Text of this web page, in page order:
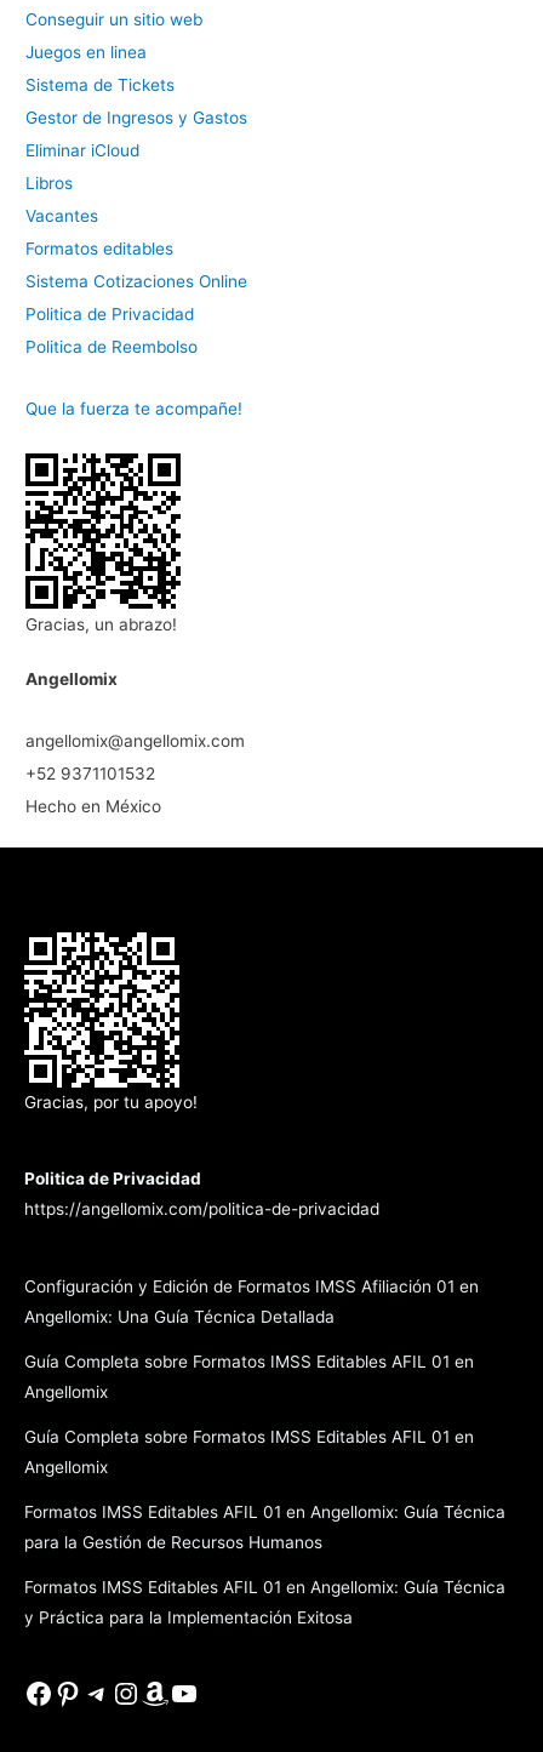
Conseguir un sitio web
Juegos en linea
Sistema de Tickets
Gestor de Ingresos y Gastos
Eliminar iCloud
Libros
Vacantes
Formatos editables
Sistema Cotizaciones Online
Politica de Privacidad
Politica de Reembolso
Que la fuerza te acompañe!
Gracias, un abrazo!
Angellomix
angellomix@angellomix.com
+52 9371101532
Hecho en México
Gracias, por tu apoyo!
Politica de Privacidad
https://angellomix.com/politica-de-privacidad
Configuración y Edición de Formatos IMSS Afiliación 01 en
Angellomix: Una Guía Técnica Detallada
Guía Completa sobre Formatos IMSS Editables AFIL 01 en
Angellomix
Guía Completa sobre Formatos IMSS Editables AFIL 01 en
Angellomix
Formatos IMSS Editables AFIL 01 en Angellomix: Guía Técnica
para la Gestión de Recursos Humanos
Formatos IMSS Editables AFIL 01 en Angellomix: Guía Técnica
y Práctica para la Implementación Exitosa
Facebook
Pinterest
Telegram
Instagram
Amazon
YouTube